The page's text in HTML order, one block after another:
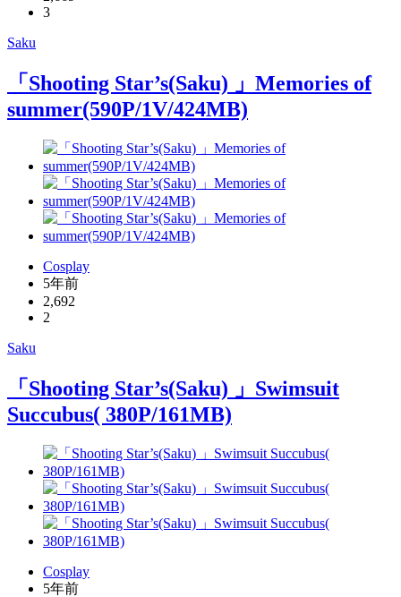
3
Saku
「Shooting Star’s(Saku) 」Memories of
summer(590P/1V/424MB)
Cosplay
5年前
2,692
2
Saku
「Shooting Star’s(Saku) 」Swimsuit
Succubus( 380P/161MB)
Cosplay
5年前